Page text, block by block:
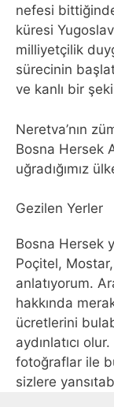
nefesi
küresi
milliyetçilik
sürecinin
ve kanlı bir
Neretva’nın
Bosna Hersek
uğradığımız
Gezilen Yerler
Bosna Hersek
Poçitel,
anlatıyorum.
hakkında
ücretlerini
aydınlatıcı
fotoğraflar ile
sizlere